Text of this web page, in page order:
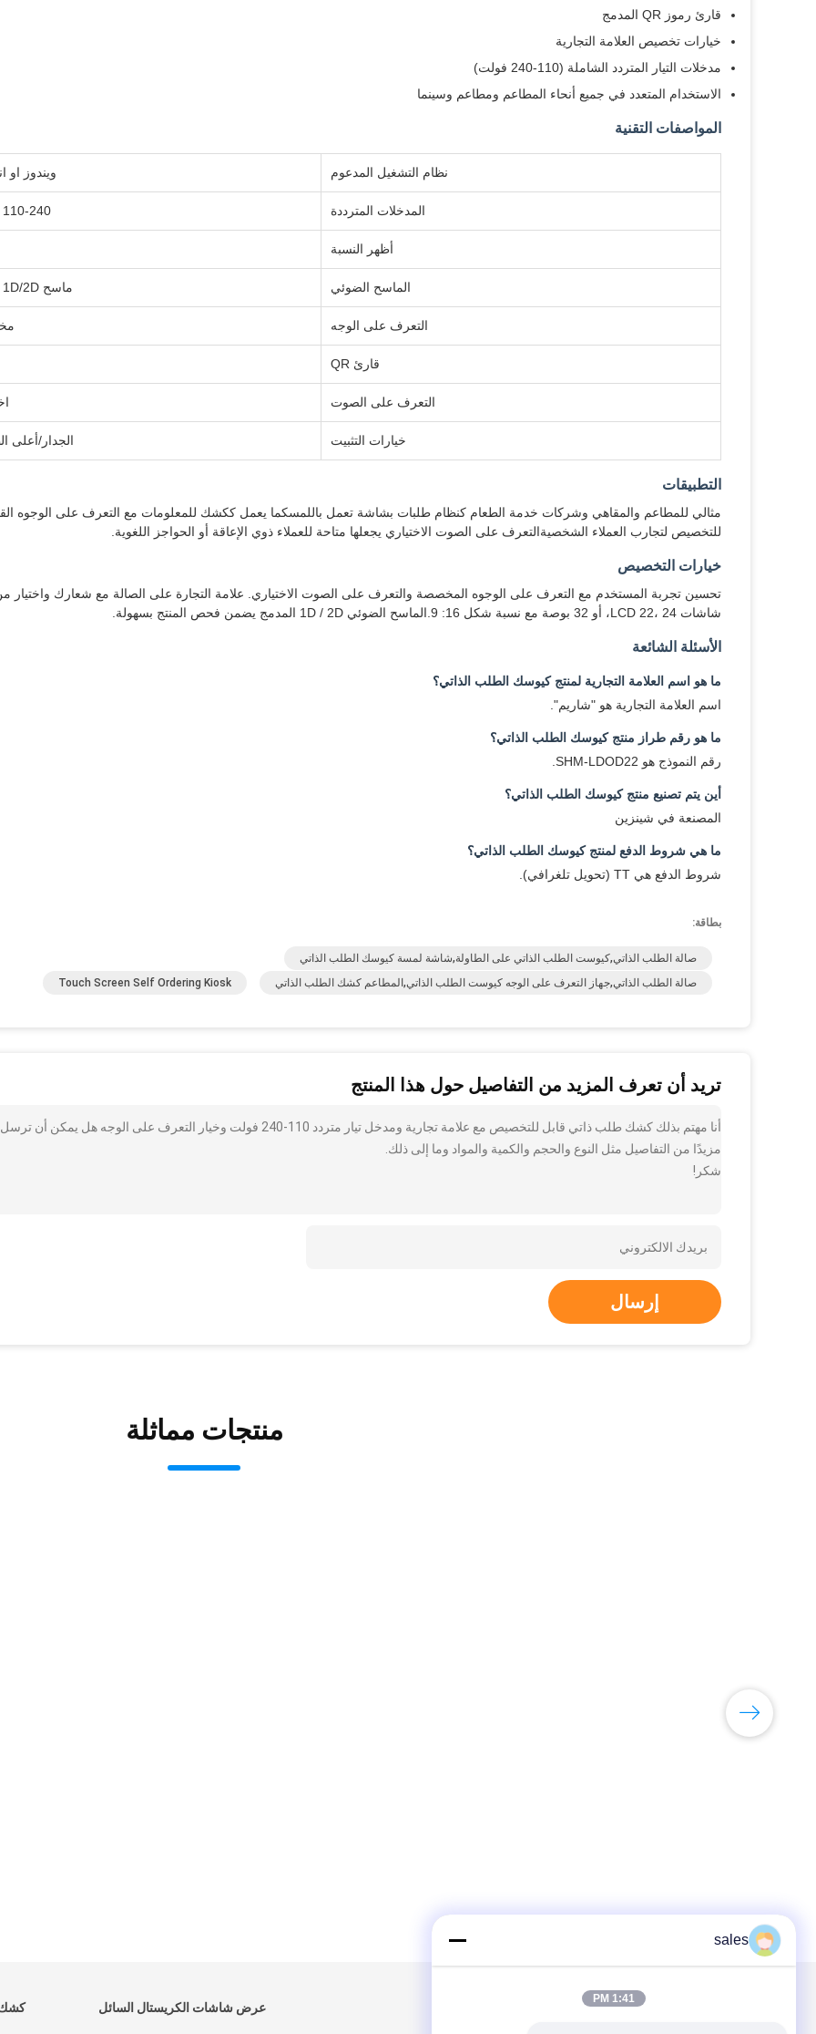
قارئ رموز QR المدمج
خيارات تخصيص العلامة التجارية
مدخلات التيار المتردد الشاملة (110-240 فولت)
الاستخدام المتعدد في جميع أنحاء المطاعم ومطاعم وسينما
المواصفات التقنية
نظام التشغيل المدعوم ويندوز او
المدخلات المترددة 110-240 فولت
أظهر النسبة
الماسح الضوئي ماسح 1D/2D مدمج
التعرف على الوجه
قارئ QR
التعرف على الصوت
خيارات التثبيت الجدار/أعلى
التطبيقات
مثالي للمطاعم والمقاهي وشركات خدمة الطعام كنظام طلبات بشاشة تعمل باللمسكما يعمل ككشك للمعلومات مع التعرف على الوجوه
للتخصيص لتجارب العملاء الشخصيةالتعرف على الصوت الاختياري يجعلها متاحة للعملاء ذوي الإعاقة أو الحواجز اللغوية.
خيارات التخصيص
تحسين تجربة المستخدم مع التعرف على الوجوه المخصصة والتعرف على الصوت الاختياري. علامة التجارة على الصالة مع شعارك واختيار
شاشات LCD 22، 24، أو 32 بوصة مع نسبة شكل 16: 9.الماسح الضوئي 1D / 2D المدمج يضمن فحص المنتج بسهولة.
الأسئلة الشائعة
ما هو اسم العلامة التجارية لمنتج كيوسك الطلب الذاتي؟
اسم العلامة التجارية هو "شاريم".
ما هو رقم طراز منتج كيوسك الطلب الذاتي؟
رقم النموذج هو SHM-LDOD22.
أين يتم تصنيع منتج كيوسك الطلب الذاتي؟
المصنعة في شينزين
ما هي شروط الدفع لمنتج كيوسك الطلب الذاتي؟
شروط الدفع هي TT (تحويل تلغرافي).
بطاقة:
صالة الطلب الذاتي,كيوست الطلب الذاتي على الطاولة,شاشة لمسة كيوسك الطلب الذاتي
صالة الطلب الذاتي,جهاز التعرف على الوجه كيوست الطلب الذاتي,المطاعم كشك الطلب الذاتي
Touch Screen Self Ordering Kiosk
تريد أن تعرف المزيد من التفاصيل حول هذا المنتج
أنا مهتم بذلك كشك طلب ذاتي قابل للتخصيص مع علامة تجارية ومدخل تيار متردد 110-240 فولت وخيار التعرف على الوجه هل يمكن
مزيدًا من التفاصيل مثل النوع والحجم والكمية والمواد وما إلى ذلك.
شكر!
إرسال
منتجات مماثلة
كشك عرض شاشات الكريستال السائل
sales
1:41 PM